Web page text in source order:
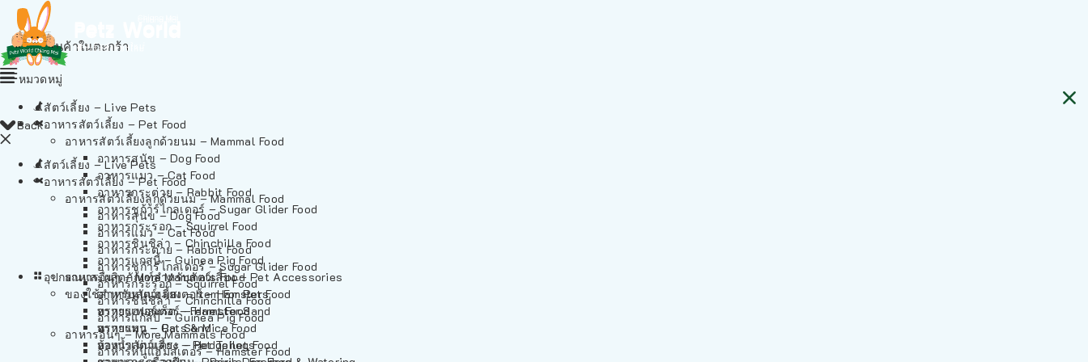
ไม่มีสินค้าในตะกร้า
Back
สัตว์เลี้ยง – Live Pets
อาหารสัตว์เลี้ยง – Pet Food
อาหารสัตว์เลี้ยงลูกด้วยนม – Mammal Food
อาหารสุนัข – Dog Food
อาหารแมว – Cat Food
อาหารกระต่าย – Rabbit Food
อาหารชูก้าร์ไกลเดอร์ – Sugar Glider Food
อาหารกระรอก – Squirrel Food
อาหารชินชิล่า – Chinchilla Food
อาหารแกสบี้ – Guinea Pig Food
อาหารอื่นๆ – More Mammals Food
อาหารหนูแฮมสเตอร์ – Hamster Food
หมวดหมู่
สัตว์เลี้ยง – Live Pets
อาหารสัตว์เลี้ยง – Pet Food
อาหารสัตว์เลี้ยงลูกด้วยนม – Mammal Food
อาหารสุนัข – Dog Food
อาหารแมว – Cat Food
อาหารกระต่าย – Rabbit Food
อาหารชูก้าร์ไกลเดอร์ – Sugar Glider Food
อาหารกระรอก – Squirrel Food
อาหารชินชิล่า – Chinchilla Food
อาหารแกสบี้ – Guinea Pig Food
อาหารอื่นๆ – More Mammals Food
อาหารหนูแฮมสเตอร์ – Hamster Food
อาหารเฟอร์เร็ต – Ferret Food
อาหารหนู – Rats & Mice Food
อาหารเม่นแคระ – Hedgehog Food
อุปกรณและผลิตภัณฑ์สำหรับสัตว์เลี้ยง – Pet Accessories
ของใช้สำหรับสัตว์เลี้ยง – Item For Pets
ทรายแฮมสเตอร์ – Hamster Sand
ทรายแมว – Cat Sand
ห้องน้ำสัตว์เลี้ยง – Pet Toilets